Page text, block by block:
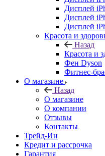
Дисплей
Дисплей
Дисплей
Красота и
Назад
Красота и
Фен Dyson
Фитнес-
О магазине
Назад
О магазине
О компании
Отзывы
Контакты
Трейд-Ин
Кредит и рассрочка
Гарантия